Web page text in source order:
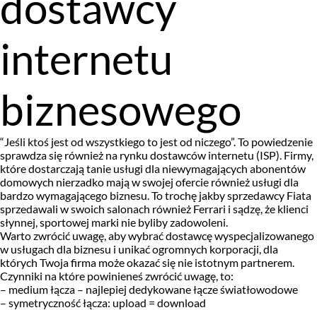
internetu
biznesowego
“Jeśli ktoś jest od wszystkiego to jest od niczego”. To powiedzenie
sprawdza się również na rynku dostawców internetu (ISP). Firmy,
które dostarczają tanie usługi dla niewymagających abonentów
domowych nierzadko mają w swojej ofercie również usługi dla
bardzo wymagającego biznesu. To trochę jakby sprzedawcy Fiata
sprzedawali w swoich salonach również Ferrari i sądzę, że klienci
słynnej, sportowej marki nie byliby zadowoleni.
Warto zwrócić uwagę, aby wybrać dostawcę wyspecjalizowanego
w usługach dla biznesu i unikać ogromnych korporacji, dla
których Twoja firma może okazać się nie istotnym partnerem.
Czynniki na które powinieneś zwrócić uwagę, to:
– medium łącza – najlepiej dedykowane łącze światłowodowe
– symetryczność łącza: upload = download